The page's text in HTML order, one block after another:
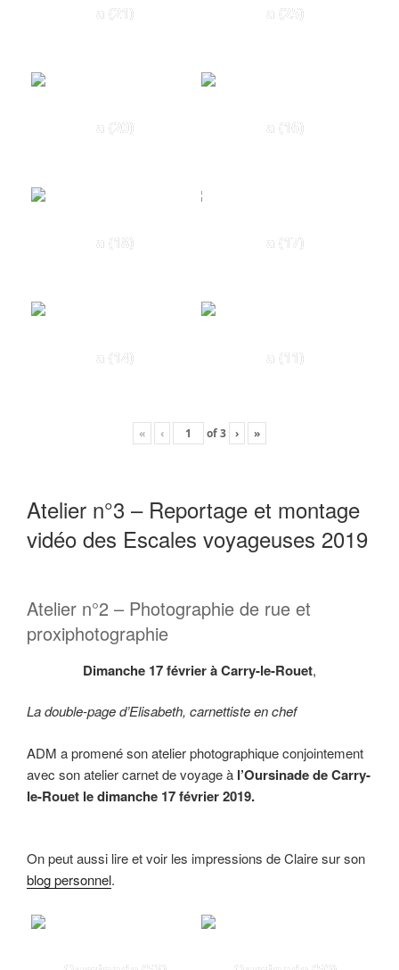
a (21) a (25)
a (20) a (16)
a (18) a (17)
a (14) a (11)
« ‹ of3 › »
Atelier n°3 – Reportage et montage
vidéo des Escales voyageuses 2019
Atelier n°2 – Photographie de rue et
proxiphotographie
Dimanche 17 février à Carry-le-Rouet,
La double-page d’Elisabeth, carnettiste en chef
ADM a promené son atelier photographique conjointement
avec son atelier carnet de voyage à l’Oursinade de Carry-
le-Rouet le dimanche 17 février 2019.
On peut aussi lire et voir les impressions de Claire sur son
blog personnel.